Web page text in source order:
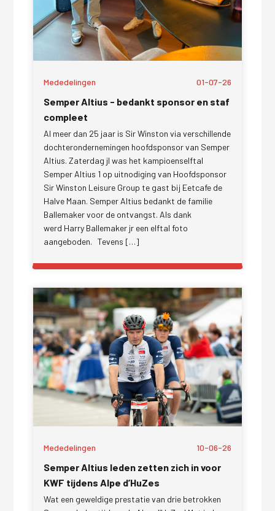
Mededelingen 01-07-26
Semper Altius - bedankt sponsor en staf
compleet
Al meer dan 25 jaar is Sir Winston via verschillende
dochterondernemingen hoofdsponsor van Semper
Altius. Zaterdag jl was het kampioenselftal
Semper Altius 1 op uitnodiging van Hoofdsponsor
Sir Winston Leisure Group te gast bij Eetcafe de
Halve Maan. Semper Altius bedankt de familie
Ballemaker voor de ontvangst. Als dank
werd Harry Ballemaker jr een elftal foto
aangeboden. Tevens […]
Mededelingen 10-06-26
Semper Altius leden zetten zich in voor
KWF tijdens Alpe d’HuZes
Wat een geweldige prestatie van drie betrokken